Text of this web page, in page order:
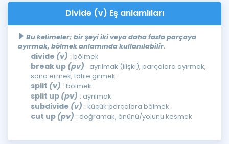
Divide (v) Eş anlamlıları
Bu kelimeler; bir şeyi iki veya daha fazla parçaya
ayırmak, bölmek anlamında kullanılabilir.
divide (v) : bölmek
break up (pv) : ayrılmak (ilişki), parçalara ayırmak,
sona ermek, tatile girmek
split (v) : bölmek
split up (pv) : ayrılmak
subdivide (v) : küçük parçalara bölmek
cut up (pv) : doğramak, önünü/yolunu kesmek